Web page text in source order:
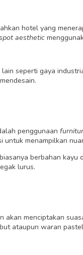
hotel yang
aesthetic
seperti gaya
penggunaan
untuk menampilkan
berbahan
lurus.
akan menciptakan
ataupun waran